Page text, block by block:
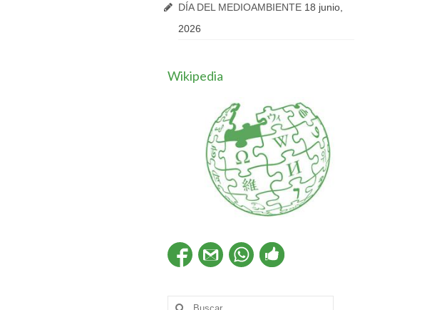
DÍA DEL MEDIOAMBIENTE 18 junio,
2026
Wikipedia
Buscar